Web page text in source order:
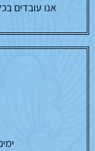
אנו עובדים
ימים